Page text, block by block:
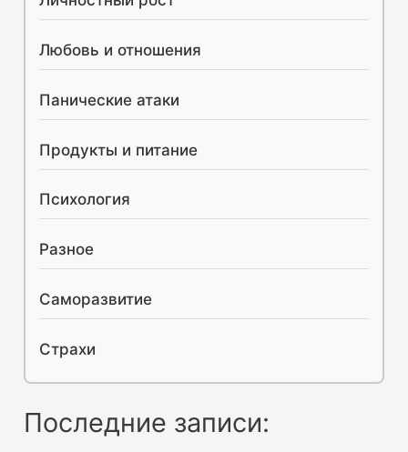
Любовь и отношения
Панические атаки
Продукты и питание
Психология
Разное
Саморазвитие
Страхи
Последние записи: